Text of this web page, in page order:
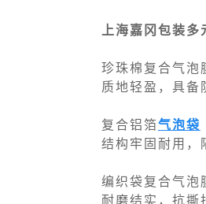
上海嘉冈包装
珍珠棉复合气泡
质地轻盈，具备
复合铝箔气泡袋
结构牢固耐用，
编织袋复合气泡
耐磨结实，抗撕